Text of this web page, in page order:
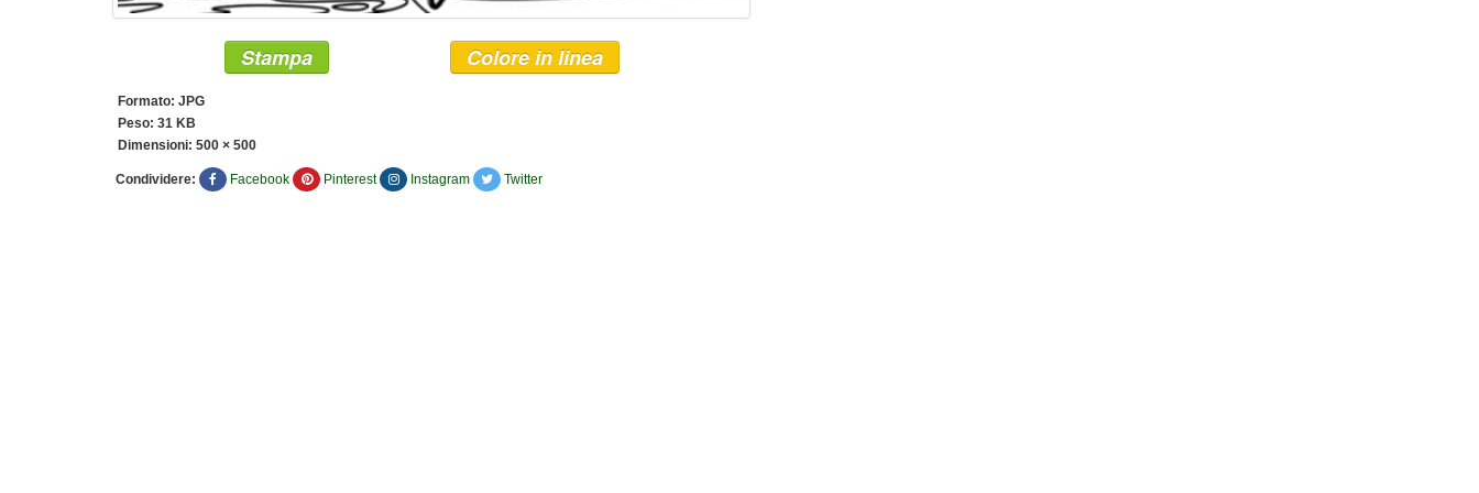
Stampa Colore in linea
Formato: JPG
Peso: 31 KB
Dimensioni: 500 × 500
Condividere: Facebook Pinterest Instagram Twitter